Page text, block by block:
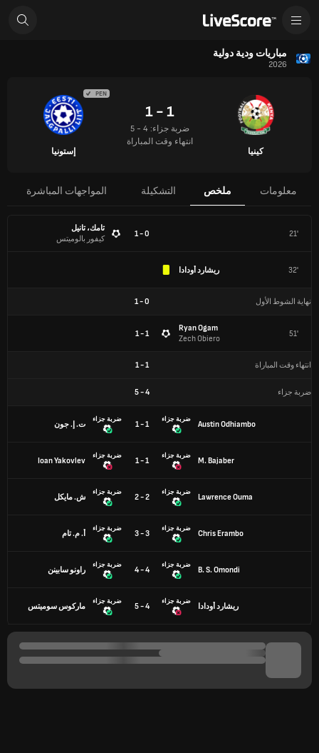
مباريات ودية دولية
2026
كينيا
1 - 1
ضربة جزاء: 4 - 5
انتهاء وقت المباراة
PEN
إستونيا
معلومات ملخص التشكيلة المواجهات المباشرة
21'
0 - 1
تامك، تانيل
كيفور بالوميتس
32' ريشارد أودادا
نهاية الشوط الأول 0
-
1
51'
Ryan Ogam
Zech Obiero
1 - 1
انتهاء وقت المباراة 1
-
1
ضربة جزاء 4
-
5
Austin Odhiambo
ضربة جزاء
1 - 1
ضربة جزاء
ت. إ. جون
M. Bajaber
ضربة جزاء
1 - 1
ضربة جزاء
Ioan Yakovlev
Lawrence Ouma
ضربة جزاء
2 - 2
ضربة جزاء
ش. مايكل
Chris Erambo
ضربة جزاء
3 - 3
ضربة جزاء
أ. م. تام
B. S. Omondi
ضربة جزاء
4 - 4
ضربة جزاء
راونو سابينن
ريشارد أودادا
ضربة جزاء
4 - 5
ضربة جزاء
ماركوس سوميتس